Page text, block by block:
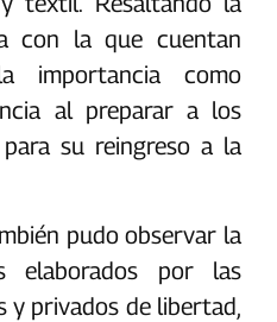
con la que cuentan
importancia como
al preparar a los
su reingreso a la
pudo observar la
elaborados por las
y privados de libertad,